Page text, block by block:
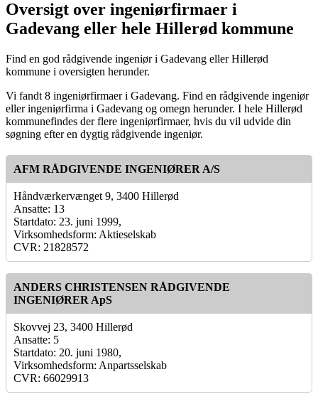
Oversigt over ingeniørfirmaer i
Gadevang eller hele Hillerød kommune
Find en god rådgivende ingeniør i Gadevang eller Hillerød
kommune i oversigten herunder.
Vi fandt 8 ingeniørfirmaer i Gadevang. Find en rådgivende ingeniør
eller ingeniørfirma i Gadevang og omegn herunder. I hele Hillerød
kommunefindes der flere ingeniørfirmaer, hvis du vil udvide din
søgning efter en dygtig rådgivende ingeniør.
AFM RÅDGIVENDE INGENIØRER A/S
Håndværkervænget 9, 3400 Hillerød
Ansatte: 13
Startdato: 23. juni 1999,
Virksomhedsform: Aktieselskab
CVR: 21828572
ANDERS CHRISTENSEN RÅDGIVENDE
INGENIØRER ApS
Skovvej 23, 3400 Hillerød
Ansatte: 5
Startdato: 20. juni 1980,
Virksomhedsform: Anpartsselskab
CVR: 66029913